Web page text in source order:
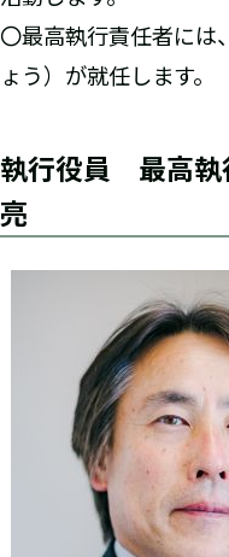
〇最高執行責任者には
ょう）が就任します。
執行役員 最高執
亮